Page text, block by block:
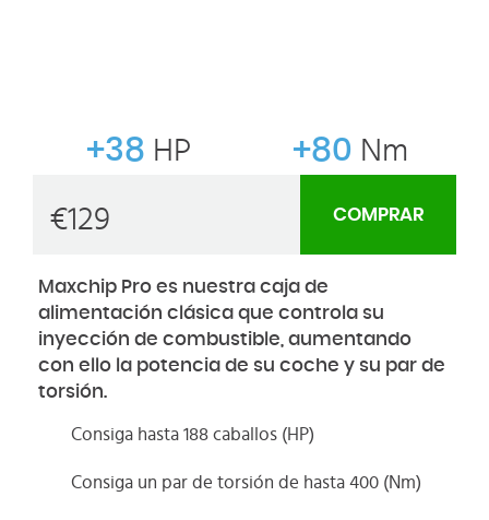
+38 HP +80 Nm
€129 COMPRAR
Maxchip Pro es nuestra caja de
alimentación clásica que controla su
inyección de combustible, aumentando
con ello la potencia de su coche y su par de
torsión.
Consiga hasta 188 caballos (HP)
Consiga un par de torsión de hasta 400 (Nm)